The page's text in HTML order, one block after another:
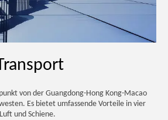
von der Guangdong-Hong Kong-Macao
Es bietet umfassende Vorteile in vier
und Schiene.